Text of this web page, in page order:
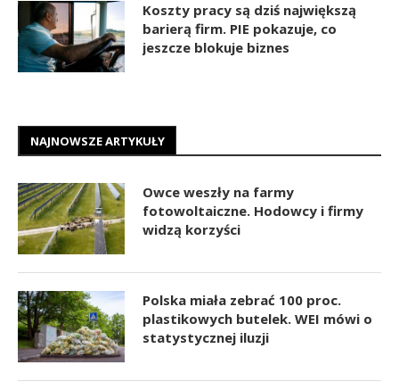
Koszty pracy są dziś największą
barierą firm. PIE pokazuje, co
jeszcze blokuje biznes
NAJNOWSZE ARTYKUŁY
Owce weszły na farmy
fotowoltaiczne. Hodowcy i firmy
widzą korzyści
Polska miała zebrać 100 proc.
plastikowych butelek. WEI mówi o
statystycznej iluzji